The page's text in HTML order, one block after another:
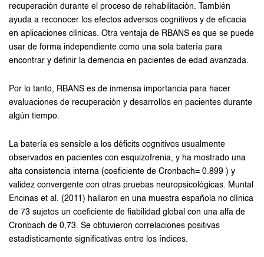
recuperación durante el proceso de rehabilitación. También
ayuda a reconocer los efectos adversos cognitivos y de eficacia
en aplicaciones clínicas. Otra ventaja de RBANS es que se puede
usar de forma independiente como una sola batería para
encontrar y definir la demencia en pacientes de edad avanzada.
Por lo tanto, RBANS es de inmensa importancia para hacer
evaluaciones de recuperación y desarrollos en pacientes durante
algún tiempo.
La batería es sensible a los déficits cognitivos usualmente
observados en pacientes con esquizofrenia, y ha mostrado una
alta consistencia interna (coeficiente de Cronbach= 0.899 ) y
validez convergente con otras pruebas neuropsicológicas. Muntal
Encinas et al. (2011) hallaron en una muestra española no clínica
de 73 sujetos un coeficiente de fiabilidad global con una alfa de
Cronbach de 0,73. Se obtuvieron correlaciones positivas
estadísticamente significativas entre los índices.